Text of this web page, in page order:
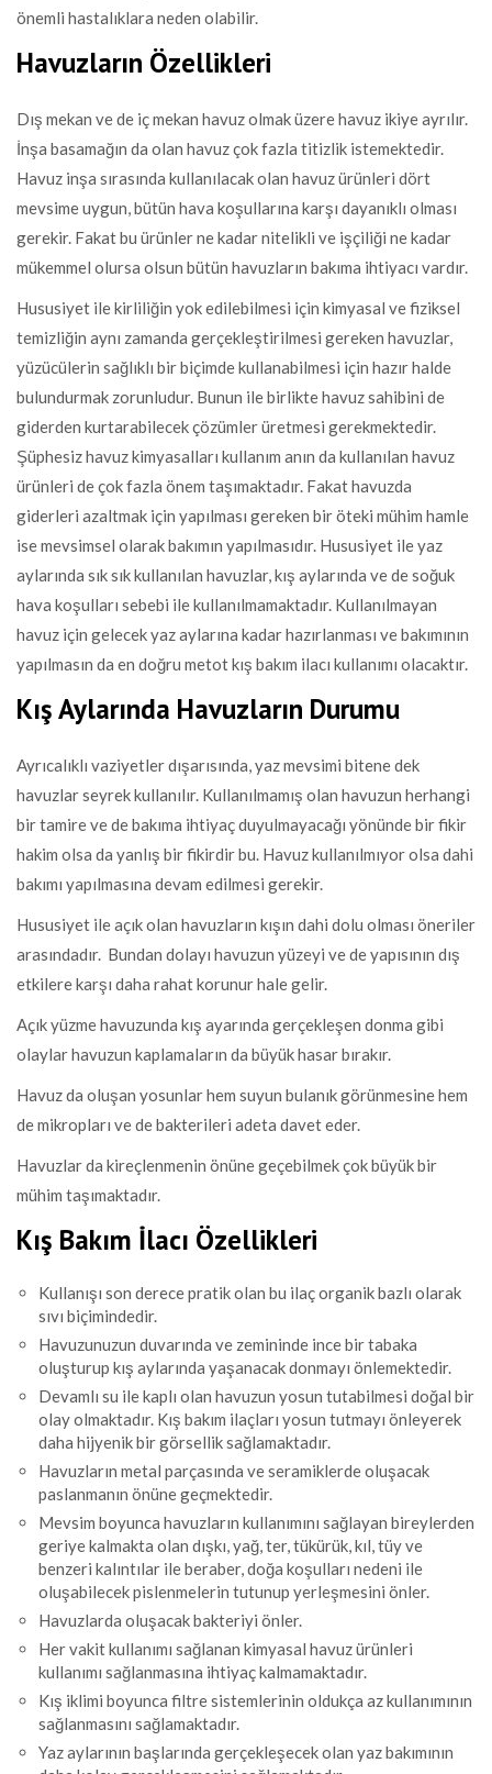
önemli hastalıklara neden olabilir.
Havuzların Özellikleri
Dış mekan ve de iç mekan havuz olmak üzere havuz ikiye ayrılır.
İnşa basamağın da olan havuz çok fazla titizlik istemektedir.
Havuz inşa sırasında kullanılacak olan havuz ürünleri dört
mevsime uygun, bütün hava koşullarına karşı dayanıklı olması
gerekir. Fakat bu ürünler ne kadar nitelikli ve işçiliği ne kadar
mükemmel olursa olsun bütün havuzların bakıma ihtiyacı vardır.
Hususiyet ile kirliliğin yok edilebilmesi için kimyasal ve fiziksel
temizliğin aynı zamanda gerçekleştirilmesi gereken havuzlar,
yüzücülerin sağlıklı bir biçimde kullanabilmesi için hazır halde
bulundurmak zorunludur. Bunun ile birlikte havuz sahibini de
giderden kurtarabilecek çözümler üretmesi gerekmektedir.
Şüphesiz havuz kimyasalları kullanım anın da kullanılan havuz
ürünleri de çok fazla önem taşımaktadır. Fakat havuzda
giderleri azaltmak için yapılması gereken bir öteki mühim hamle
ise mevsimsel olarak bakımın yapılmasıdır. Hususiyet ile yaz
aylarında sık sık kullanılan havuzlar, kış aylarında ve de soğuk
hava koşulları sebebi ile kullanılmamaktadır. Kullanılmayan
havuz için gelecek yaz aylarına kadar hazırlanması ve bakımının
yapılmasın da en doğru metot kış bakım ilacı kullanımı olacaktır.
Kış Aylarında Havuzların Durumu
Ayrıcalıklı vaziyetler dışarısında, yaz mevsimi bitene dek
havuzlar seyrek kullanılır. Kullanılmamış olan havuzun herhangi
bir tamire ve de bakıma ihtiyaç duyulmayacağı yönünde bir fikir
hakim olsa da yanlış bir fikirdir bu. Havuz kullanılmıyor olsa dahi
bakımı yapılmasına devam edilmesi gerekir.
Hususiyet ile açık olan havuzların kışın dahi dolu olması öneriler
arasındadır. Bundan dolayı havuzun yüzeyi ve de yapısının dış
etkilere karşı daha rahat korunur hale gelir.
Açık yüzme havuzunda kış ayarında gerçekleşen donma gibi
olaylar havuzun kaplamaların da büyük hasar bırakır.
Havuz da oluşan yosunlar hem suyun bulanık görünmesine hem
de mikropları ve de bakterileri adeta davet eder.
Havuzlar da kireçlenmenin önüne geçebilmek çok büyük bir
mühim taşımaktadır.
Kış Bakım İlacı Özellikleri
Kullanışı son derece pratik olan bu ilaç organik bazlı olarak
sıvı biçimindedir.
Havuzunuzun duvarında ve zemininde ince bir tabaka
oluşturup kış aylarında yaşanacak donmayı önlemektedir.
Devamlı su ile kaplı olan havuzun yosun tutabilmesi doğal bir
olay olmaktadır. Kış bakım ilaçları yosun tutmayı önleyerek
daha hijyenik bir görsellik sağlamaktadır.
Havuzların metal parçasında ve seramiklerde oluşacak
paslanmanın önüne geçmektedir.
Mevsim boyunca havuzların kullanımını sağlayan bireylerden
geriye kalmakta olan dışkı, yağ, ter, tükürük, kıl, tüy ve
benzeri kalıntılar ile beraber, doğa koşulları nedeni ile
oluşabilecek pislenmelerin tutunup yerleşmesini önler.
Havuzlarda oluşacak bakteriyi önler.
Her vakit kullanımı sağlanan kimyasal havuz ürünleri
kullanımı sağlanmasına ihtiyaç kalmamaktadır.
Kış iklimi boyunca filtre sistemlerinin oldukça az kullanımının
sağlanmasını sağlamaktadır.
Yaz aylarının başlarında gerçekleşecek olan yaz bakımının